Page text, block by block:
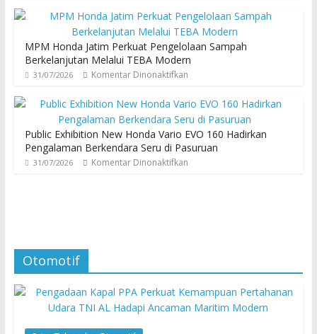
MPM Honda Jatim Perkuat Pengelolaan Sampah
Berkelanjutan Melalui TEBA Modern
31/07/2026 Komentar Dinonaktifkan
Public Exhibition New Honda Vario EVO 160 Hadirkan
Pengalaman Berkendara Seru di Pasuruan
31/07/2026 Komentar Dinonaktifkan
Otomotif